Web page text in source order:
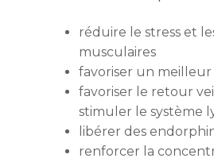
réduire le stress et
musculaires
favoriser un meilleur
favoriser le retour
stimuler le système
libérer des
renforcer la